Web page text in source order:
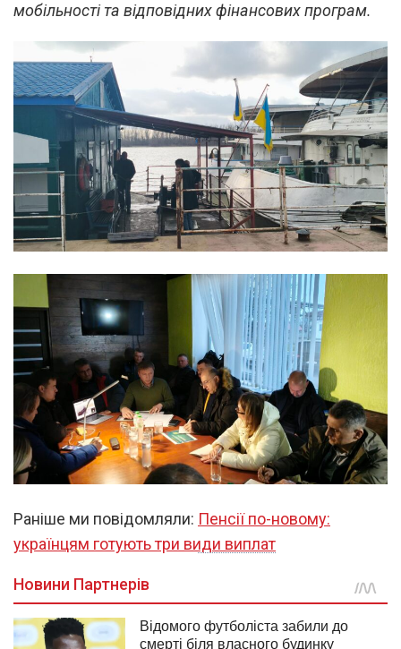
мобільності та відповідних фінансових програм.
Раніше ми повідомляли: Пенсії по-новому:
українцям готують три види виплат